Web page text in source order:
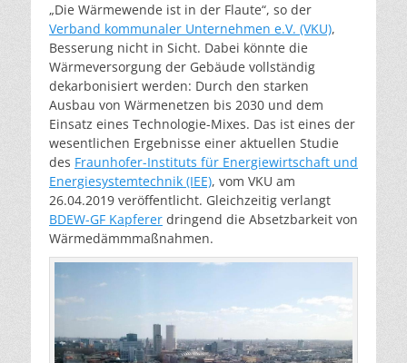
„Die Wärmewende ist in der Flaute“, so der
Verband kommunaler Unternehmen e.V. (VKU),
Besserung nicht in Sicht. Dabei könnte die
Wärmeversorgung der Gebäude vollständig
dekarbonisiert werden: Durch den starken
Ausbau von Wärmenetzen bis 2030 und dem
Einsatz eines Technologie-Mixes. Das ist eines der
wesentlichen Ergebnisse einer aktuellen Studie
des Fraunhofer-Instituts für Energiewirtschaft und
Energiesystemtechnik (IEE), vom VKU am
26.04.2019 veröffentlicht. Gleichzeitig verlangt
BDEW-GF Kapferer dringend die Absetzbarkeit von
Wärmedämmmaßnahmen.